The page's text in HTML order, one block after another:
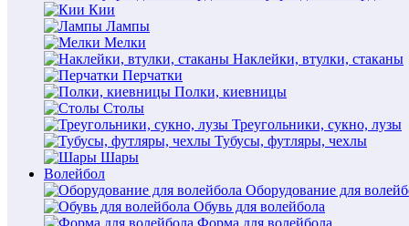
Кии
Лампы
Мелки
Наклейки, втулки, стаканы
Перчатки
Полки, киевницы
Столы
Треугольники, сукно, лузы
Тубусы, футляры, чехлы
Шары
Волейбол
Оборудование для
Обувь для волейбола
Форма для волейбола